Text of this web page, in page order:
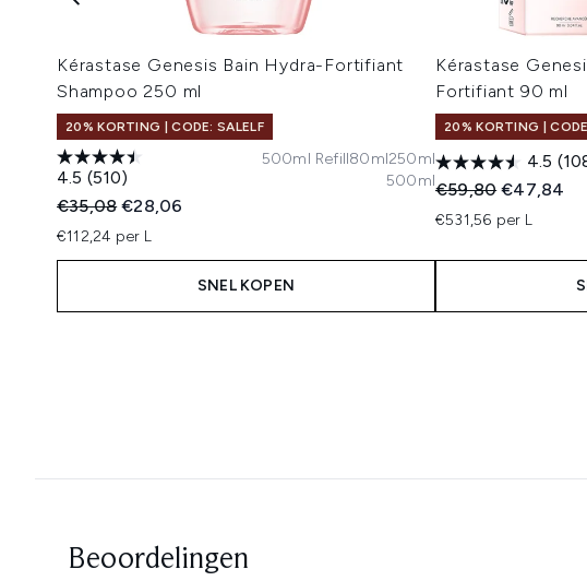
Kérastase Genesis Bain Hydra-Fortifiant
Shampoo 250 ml
20% KORTING | CODE: SALELF
4.5 (510)
Recommended Retail Price:
€35,08Huidige prijs:
€28,06
€112,24 per L
500ml Refill80ml250ml
500ml
SNEL KOPEN
Kérastase
Fortifiant 90 ml
20% KORTING |
4.5
Recommended
€59,80Huidige
€47,84
€531,56 per L